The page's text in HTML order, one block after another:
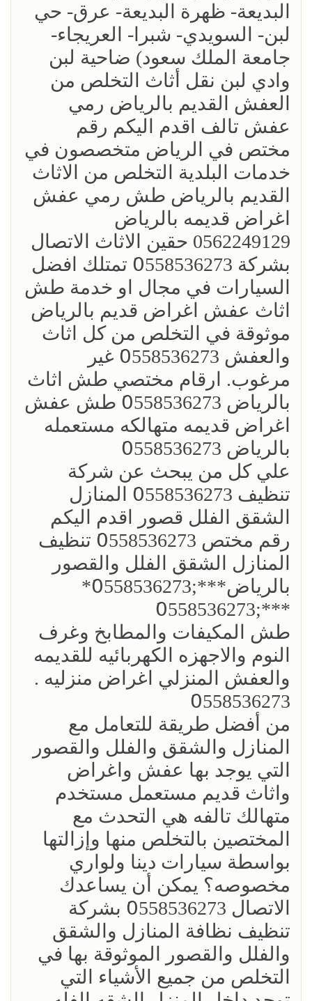
البديعة- ظهرة البديعة- عرق- حي
لبن- السويدي- شبرا- العريجاء-
جامعة الملك سعود) ضاحية لبن
وادي لبن نقل أثاث التخلص من
العفش القديم بالرياض رمي
عفش تالف اقدم اليكم رقم
مختص في الرياض متخصصون في
خدمات البلدية التخلص من الاثاث
القديم بالرياض طش رمي عفش
اغراض قديمه بالرياض
0562249129 حقين الاثاث الاتصال
بشركة 0َ558536273 تمتلك افضل
السيارات في مجال او خدمة طش
اثاث عفش اغراض قديم بالرياض
موثوقة في التخلص من كل اثاث
والعفش 0َ558536273 غير
مرغوب. ارقام مختصي طش اثاث
بالرياض 0َ558536273 طش عفش
اغراض قديمه متهالكه مستعمله
بالرياض 0َ558536273
علي كل من يبحث عن شركة
تنظيف 0َ558536273 المنازل
الشقق الفلل قصور اقدم اليكم
رقم مختص 0َ558536273 تنظيف
المنازل الشقق الفلل والقصور
بالرياض***;0َ558536273*
***;0َ558536273
طش المكيفات والمطابخ وغرف
النوم والاجهزه الكهربائيه للقديمه
والعفش المنزلي اغراض منزليه .
0َ558536273
من أفضل طريقة للتعامل مع
المنازل والشقق والفلل والقصور
التي يوجد بها عفش واغراض
واثاث قديم مستعمل مستخدم
متهالك تالفه هي التحدث مع
المختصين بالتخلص منها وإزالتها
بواسطة سيارات دينا ولواري
مخصوصه؟ يمكن أن يساعدك
الاتصال 0َ558536273 بشركة
تنظيف نظافة المنازل والشقق
والفلل والقصور الموثوقة بها في
التخلص من جميع الأشياء التي